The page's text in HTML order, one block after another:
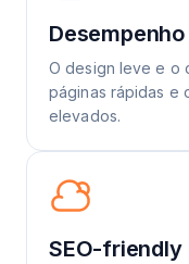
O design leve e o
páginas rápidas e
elevados.
SEO-friendly